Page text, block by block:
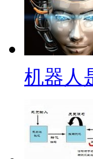
机器人